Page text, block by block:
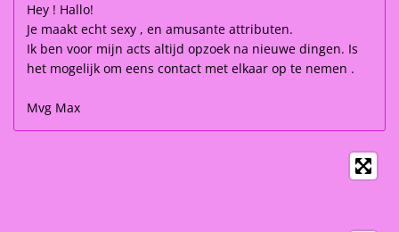
Hey ! Hallo!
Je maakt echt sexy , en amusante attributen.
Ik ben voor mijn acts altijd opzoek na nieuwe dingen. Is
het mogelijk om eens contact met elkaar op te nemen .
Mvg Max